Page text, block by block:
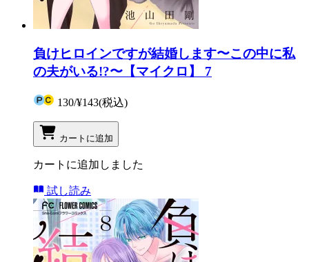
負けヒロインですが結婚します〜この中に私
の夫がいる!?〜【マイクロ】 7
130/¥143(税込)
カートに追加
カートに追加しました
試し読み